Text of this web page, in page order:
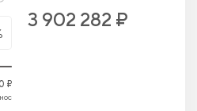
₽
3 902 282 ₽